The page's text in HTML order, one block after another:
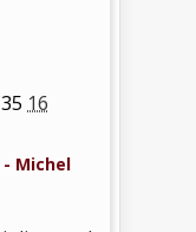
16
- Michel